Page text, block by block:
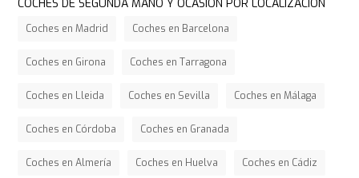
COCHES DE SEGUNDA MANO Y OCASIÓN POR LOCALIZACIÓN
Coches en Madrid Coches en Barcelona
Coches en Girona Coches en Tarragona
Coches en Lleida Coches en Sevilla Coches en Málaga
Coches en Córdoba Coches en Granada
Coches en Almería Coches en Huelva Coches en Cádiz